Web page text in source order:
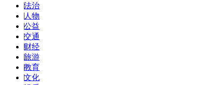
|法治
|人物
|公益
|交通
|财经
|旅游
|教育
|文化